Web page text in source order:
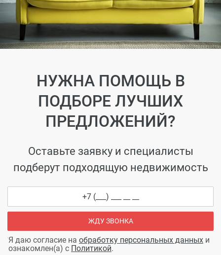
НУЖНА ПОМОЩЬ В
ПОДБОРЕ ЛУЧШИХ
ПРЕДЛОЖЕНИЙ?
Оставьте заявку и специалисты
подберут подходящую недвижимость
ЖДУ ЗВОНКА
Я даю согласие на обработку персональных данных и
ознакомлен(а) с Политикой.